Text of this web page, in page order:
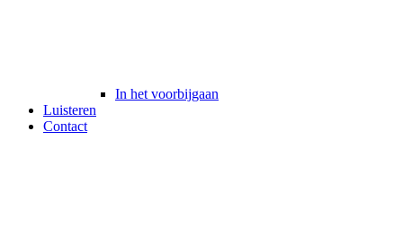
In het voorbijgaan
Luisteren
Contact